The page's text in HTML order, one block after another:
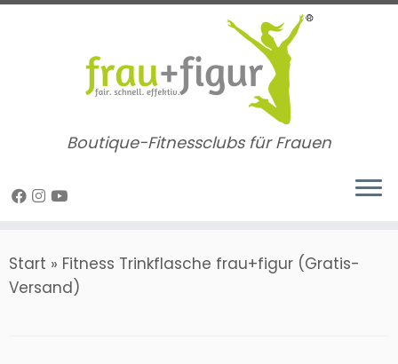
Zum
Boutique-Fitnessclubs für Frauen
Start » Fitness Trinkflasche frau+figur (Gratis-
Versand)